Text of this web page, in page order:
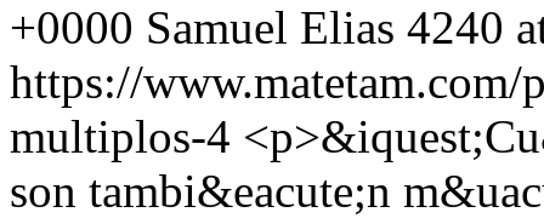
+0000 Samuel Elias 4240
https://www.matetam.com/
multiplos-4
son tambi&eacute;n